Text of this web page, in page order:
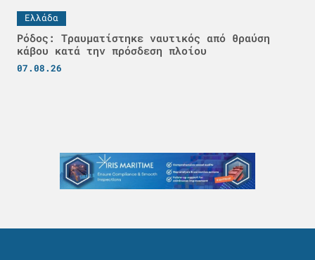
Ελλάδα
Ρόδος: Τραυματίστηκε ναυτικός από θραύση
κάβου κατά την πρόσδεση πλοίου
07.08.26